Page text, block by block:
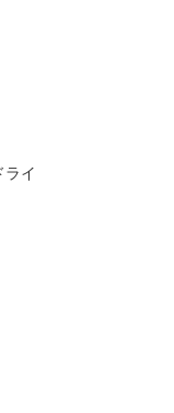
ライ